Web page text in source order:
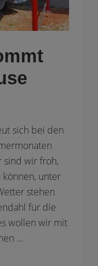
sich bei den
sind wir froh,
können, unter
stehen
für die
wollen wir mit
…